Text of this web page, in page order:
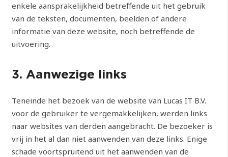
enkele aansprakelijkheid betreffende uit het gebruik
van de teksten, documenten, beelden of andere
informatie van deze website, noch betreffende de
uitvoering.
3. Aanwezige links
Teneinde het bezoek van de website van Lucas IT B.V.
voor de gebruiker te vergemakkelijken, werden links
naar websites van derden aangebracht. De bezoeker is
vrij in het al dan niet aanwenden van deze links. Enige
schade voortspruitend uit het aanwenden van de